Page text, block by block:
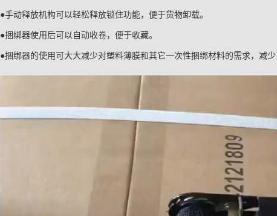
●手动释放机构可以轻松释放锁住功能，便于货物卸载。
●捆绑器使用后可以自动收卷，便于收藏。
●捆绑器的使用可大大减少对塑料薄膜和其它一次性捆绑材料的需求，减